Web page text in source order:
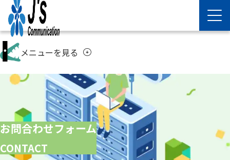
メニューを見る arrow_circle_down
お問合わせフォーム
CONTACT